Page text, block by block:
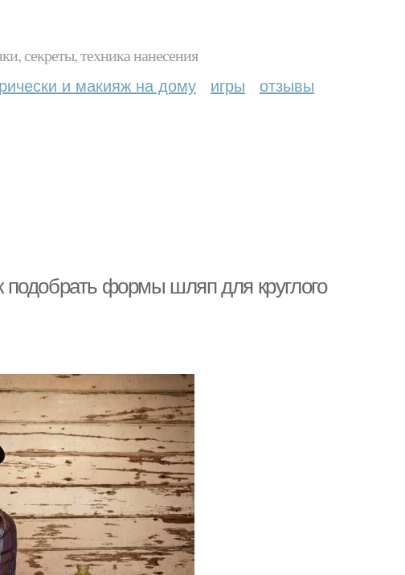
секреты, техника нанесения
и макияж на дому игры отзывы
подобрать формы шляп для круглого